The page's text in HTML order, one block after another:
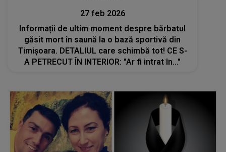
27 feb 2026
Informații de ultim moment despre bărbatul
găsit mort în saună la o bază sportivă din
Timișoara. DETALIUL care schimbă tot! CE S-
A PETRECUT ÎN INTERIOR: "Ar fi intrat în..."